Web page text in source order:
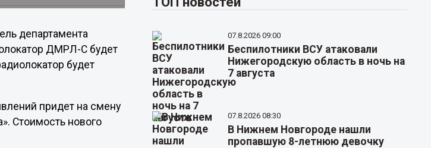
департамента
ДМРЛ-С будет
будет
придет на смену
Стоимость нового
07.8.2026 09:00
Беспилотники ВСУ атаковали
Нижегородскую область в ночь на
7 августа
07.8.2026 08:30
В Нижнем Новгороде нашли
пропавшую 8-летнюю девочку